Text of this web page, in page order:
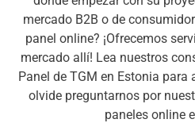
mercado B2B o de
panel online? ¡Ofrecemos
mercado allí! Lea nuestros
Panel de TGM en Estonia para
olvide preguntarnos por
paneles online